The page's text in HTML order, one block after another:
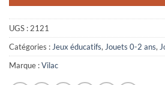
UGS : 2121
Catégories : Jeux éducatifs, Jouets 0-2 ans,
Marque :Vilac